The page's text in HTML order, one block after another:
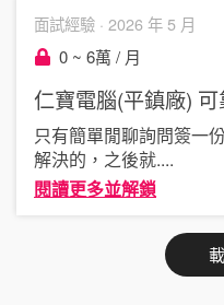
面試經驗 · 2026 年 5 月
0 ~ 6萬 / 月
仁寶電腦(平鎮廠)
只有簡單閒聊詢問簽一
解決的，之後就....
閱讀更多並解鎖